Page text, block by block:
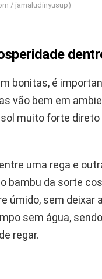
/ jamaludinyusup)
bonitas, é
vão bem em
muito forte
uma rega e
bambu da sorte
úmido, sem deixar
sem água,
regar.